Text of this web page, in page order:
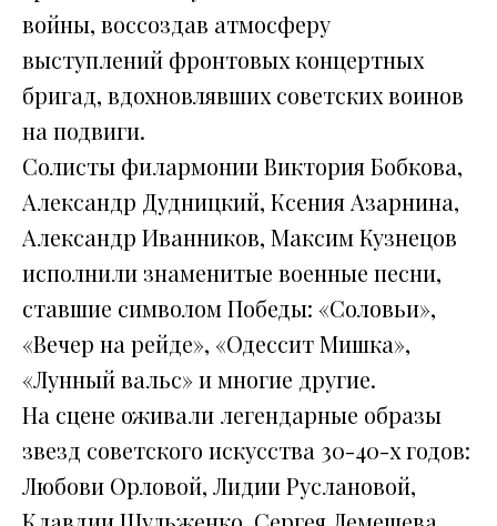
войны, воссоздав атмосферу
выступлений фронтовых концертных
бригад, вдохновлявших советских воинов
на подвиги.
Солисты филармонии Виктория Бобкова,
Александр Дудницкий, Ксения Азарнина,
Александр Иванников, Максим Кузнецов
исполнили знаменитые военные песни,
ставшие символом Победы: «Соловьи»,
«Вечер на рейде», «Одессит Мишка»,
«Лунный вальс» и многие другие.
На сцене оживали легендарные образы
звезд советского искусства 30-40-х годов:
Любови Орловой, Лидии Руслановой,